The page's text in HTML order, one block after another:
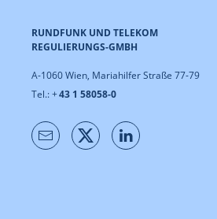
RUNDFUNK UND TELEKOM
REGULIERUNGS-GMBH
A-1060 Wien, Mariahilfer Straße 77-79
Tel.: +43 1 58058-0